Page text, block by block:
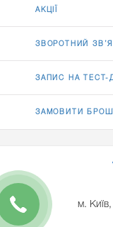
АКЦІЇ
ЗВОРОТНИЙ
ЗАПИС НА ТЕСТ-
ЗАМОВИТИ
м.